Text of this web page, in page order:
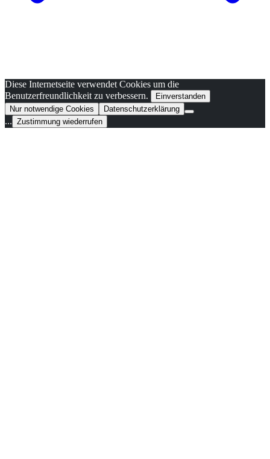
Diese Internetseite verwendet Cookies um die
Benutzerfreundlichkeit zu verbessern.
Einverstanden
Nur notwendige Cookies
Datenschutzerklärung
... Zustimmung wiederrufen